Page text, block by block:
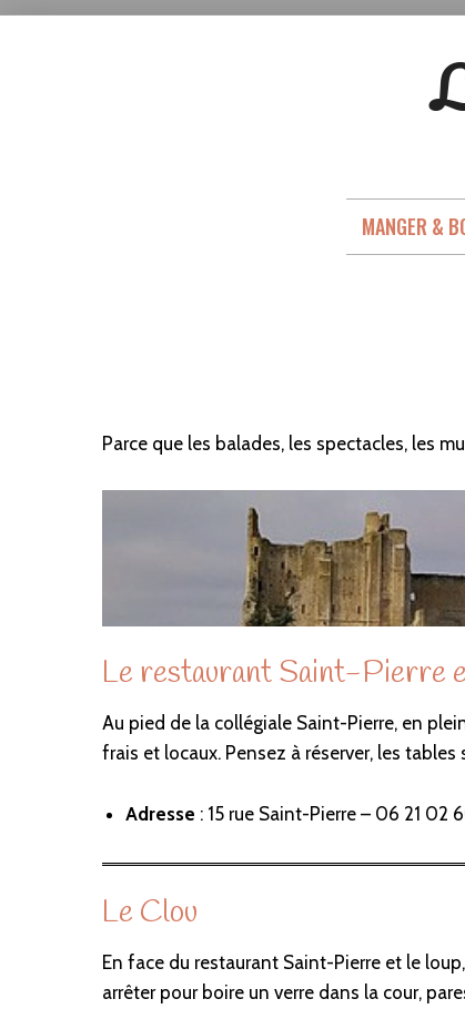
MANGER &
Parce que les balades, les spectacles, les
Le restaurant Saint-Pierre
Au pied de la collégiale Saint-Pierre, en
frais et locaux. Pensez à réserver, les
Adresse : 15 rue Saint-Pierre – 06 21 02
Le Clou
En face du restaurant Saint-Pierre et le
arrêter pour boire un verre dans la cour,